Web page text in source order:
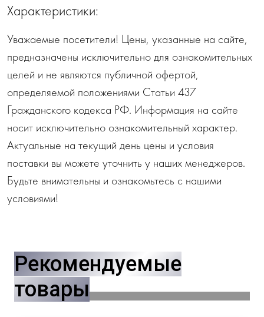
Характеристики:
Уважаемые посетители! Цены, указанные на сайте,
предназначены исключительно для ознакомительных
целей и не являются публичной офертой,
определяемой положениями Статьи 437
Гражданского кодекса РФ. Информация на сайте
носит исключительно ознакомительный характер.
Актуальные на текущий день цены и условия
поставки вы можете уточнить у наших менеджеров.
Будьте внимательны и ознакомьтесь с нашими
условиями!
Рекомендуемые
товары